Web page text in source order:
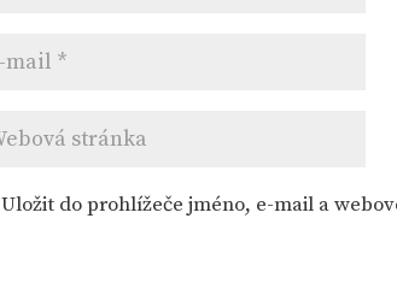
Uložit do prohlížeče jméno, e-mail a